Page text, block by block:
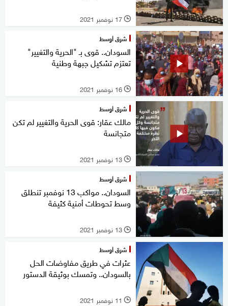
l 17 نوفمبر 2021
شرق أوسط
السودان.. قوى بـ "الحرية والتغيير"
تعتزم تشكيل جبهة وطنية
l 16 نوفمبر 2021
شرق أوسط
مالك عقار: قوى الحرية والتغيير لم تكن
متجانسة
l 13 نوفمبر 2021
شرق أوسط
السودان.. مواكب 13 نوفمبر تنطلق
وسط تحوطات أمنية كثيفة
l 13 نوفمبر 2021
شرق أوسط
عثرات في طريق مفاوضات الحل
بالسودان.. وتمسك بوثيقة الدستور
l 11 نوفمبر 2021